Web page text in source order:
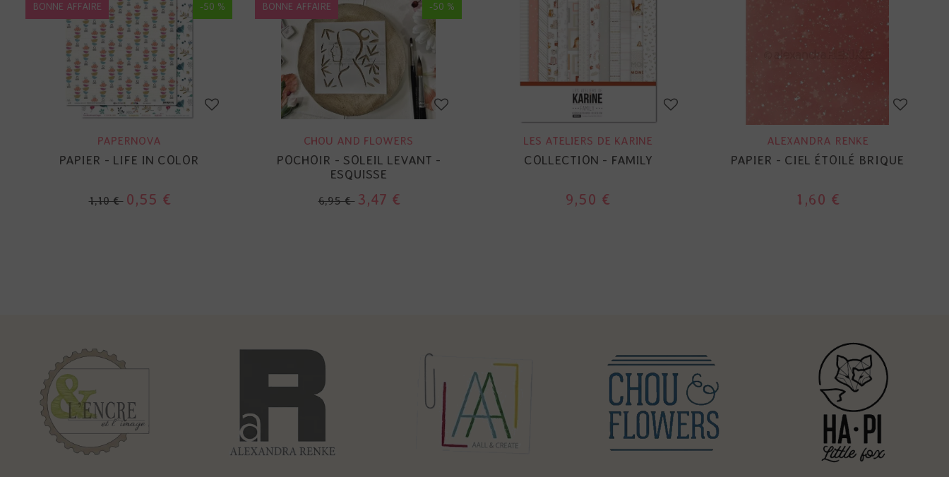
BONNE AFFAIRE -50 %
PAPERNOVA
PAPIER - LIFE IN COLOR
1,10 € 0,55 €
BONNE AFFAIRE -50 %
CHOU AND FLOWERS
POCHOIR - SOLEIL LEVANT -
ESQUISSE
6,95 € 3,47 €
LES ATELIERS DE KARINE
COLLECTION - FAMILY
9,50 €
ALEXANDRA RENKE
PAPIER - CIEL ÉTOILÉ BRIQUE
1,60 €